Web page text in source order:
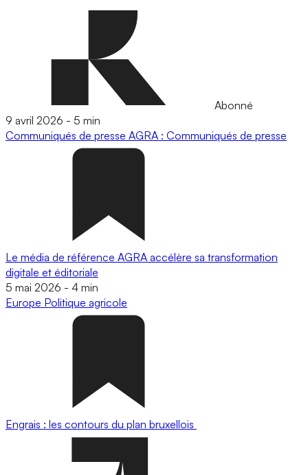
Abonné
9 avril 2026 - 5 min
Communiqués de presse AGRA : Communiqués de presse
Le média de référence AGRA accélère sa transformation
digitale et éditoriale
5 mai 2026 - 4 min
Europe Politique agricole
Engrais : les contours du plan bruxellois